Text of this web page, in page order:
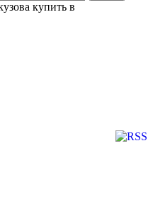
купить в